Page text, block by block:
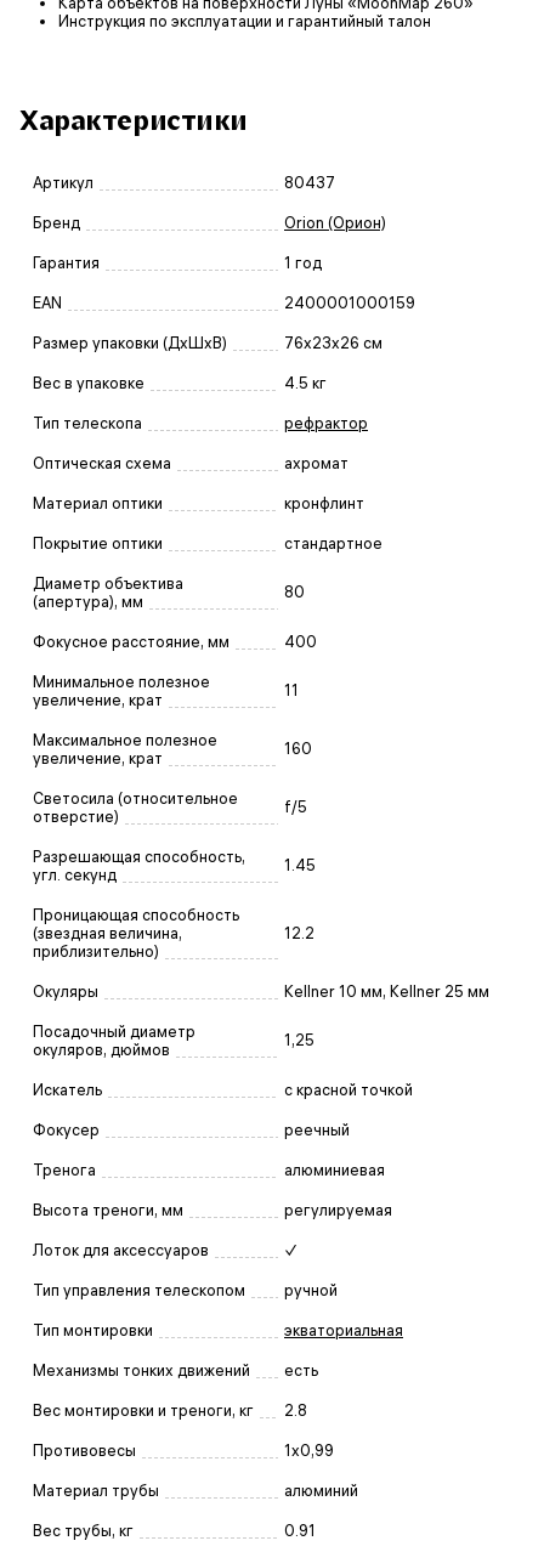
Инструкция по эксплуатации и гарантийный талон
Характеристики
Артикул 80437
Бренд Orion (Орион)
Гарантия 1 год
EAN 2400001000159
Размер упаковки (ДxШxВ) 76x23x26 см
Вес в упаковке 4.5 кг
Тип телескопа рефрактор
Оптическая схема ахромат
Материал оптики кронфлинт
Покрытие оптики стандартное
Диаметр объектива
(апертура), мм
80
Фокусное расстояние, мм 400
Минимальное полезное
увеличение, крат
11
Максимальное полезное
увеличение, крат
160
Светосила (относительное
отверстие)
f/5
Разрешающая способность,
угл. секунд
1.45
Проницающая способность
(звездная величина,
приблизительно)
12.2
Окуляры Kellner 10 мм, Kellner 25 мм
Посадочный диаметр
окуляров, дюймов
1,25
Искатель с красной точкой
Фокусер реечный
Тренога алюминиевая
Высота треноги, мм регулируемая
Лоток для аксессуаров ✓
Тип управления телескопом ручной
Тип монтировки экваториальная
Механизмы тонких движений есть
Вес монтировки и треноги, кг 2.8
Противовесы 1x0,99
Материал трубы алюминий
Вес трубы, кг 0.91